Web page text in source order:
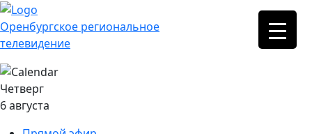
Оренбургское региональное
телевидение
Четверг
6 августа